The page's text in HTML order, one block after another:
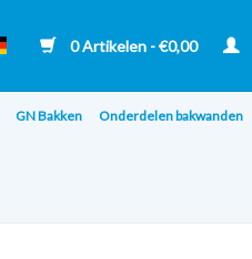
0 Artikelen - €0,00
GN Bakken Onderdelen bakwanden